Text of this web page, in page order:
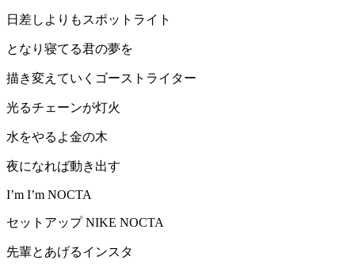
日差しよりもスポットライト
となり寝てる君の夢を
描き変えていくゴーストライター
光るチェーンが灯火
水をやるよ金の木
夜になれば動き出す
I’m I’m NOCTA
セットアップ NIKE NOCTA
先輩とあげるインスタ